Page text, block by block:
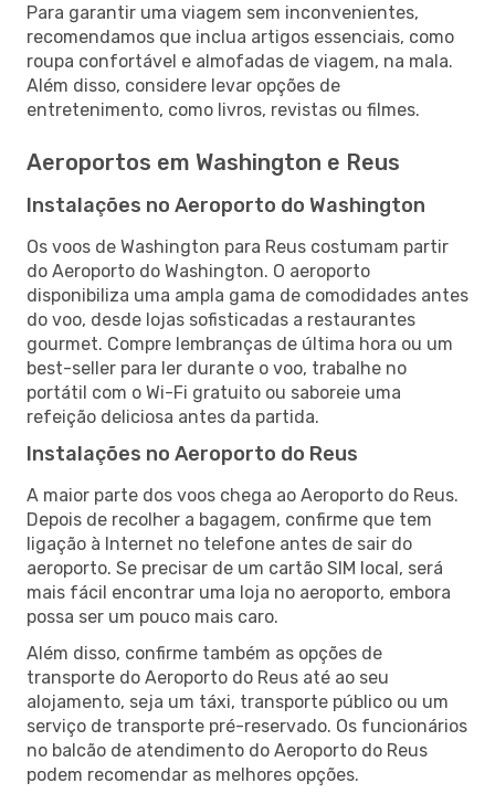
Para garantir uma viagem sem inconvenientes,
recomendamos que inclua artigos essenciais, como
roupa confortável e almofadas de viagem, na mala.
Além disso, considere levar opções de
entretenimento, como livros, revistas ou filmes.
Aeroportos em Washington e Reus
Instalações no Aeroporto do Washington
Os voos de Washington para Reus costumam partir
do Aeroporto do Washington. O aeroporto
disponibiliza uma ampla gama de comodidades antes
do voo, desde lojas sofisticadas a restaurantes
gourmet. Compre lembranças de última hora ou um
best-seller para ler durante o voo, trabalhe no
portátil com o Wi-Fi gratuito ou saboreie uma
refeição deliciosa antes da partida.
Instalações no Aeroporto do Reus
A maior parte dos voos chega ao Aeroporto do Reus.
Depois de recolher a bagagem, confirme que tem
ligação à Internet no telefone antes de sair do
aeroporto. Se precisar de um cartão SIM local, será
mais fácil encontrar uma loja no aeroporto, embora
possa ser um pouco mais caro.
Além disso, confirme também as opções de
transporte do Aeroporto do Reus até ao seu
alojamento, seja um táxi, transporte público ou um
serviço de transporte pré-reservado. Os funcionários
no balcão de atendimento do Aeroporto do Reus
podem recomendar as melhores opções.